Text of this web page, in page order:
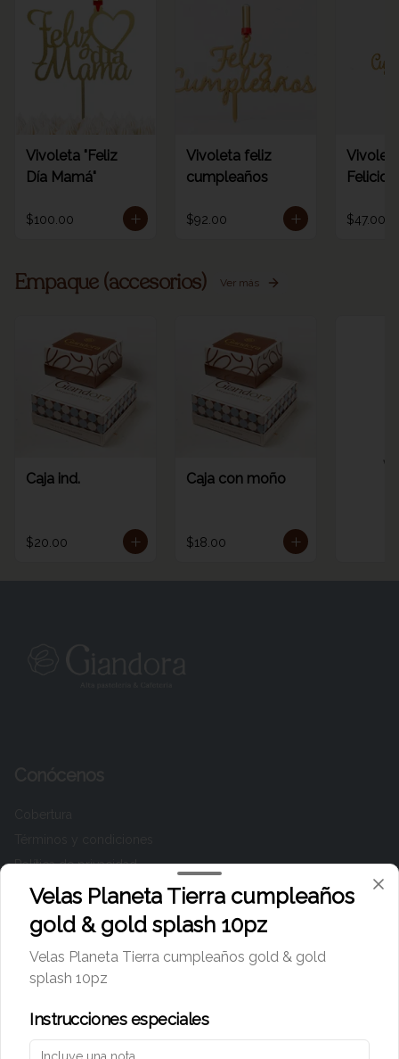
Vivoleta "Feliz
Día Mamá"
$100.00
Vivoleta feliz
cumpleaños
$92.00 $47.00
Empaque (accesorios) Ver más
Caja ind.
$20.00
Caja con moño
$18.00
Política de privacidad
Redes sociales
Mi cuenta
Velas Planeta Tierra cumpleaños
gold & gold splash 10pz
Velas Planeta Tierra cumpleaños gold & gold
splash 10pz
Instrucciones especiales